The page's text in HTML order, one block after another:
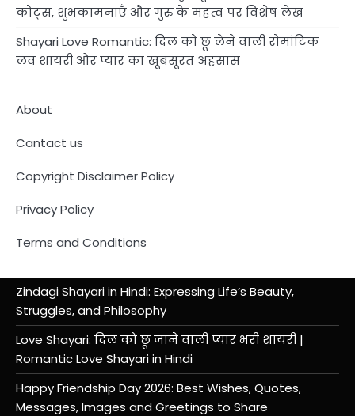
कोट्स, शुभकामनाएँ और गुरु के महत्व पर विशेष लेख
Shayari Love Romantic: दिल को छू लेने वाली रोमांटिक
लव शायरी और प्यार का खूबसूरत अहसास
About
Cantact us
Copyright Disclaimer Policy
Privacy Policy
Terms and Conditions
Zindagi Shayari in Hindi: Expressing Life’s Beauty,
Struggles, and Philosophy
Love Shayari: दिल को छू जाने वाली प्यार भरी शायरी |
Romantic Love Shayari in Hindi
Happy Friendship Day 2026: Best Wishes, Quotes,
Messages, Images and Greetings to Share